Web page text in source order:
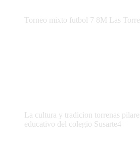
Torneo mixto futbol 7 8M Las
La cultura y tradicion torrenas
educativo del colegio Susarte4